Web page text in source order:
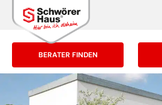
BERATER FINDEN